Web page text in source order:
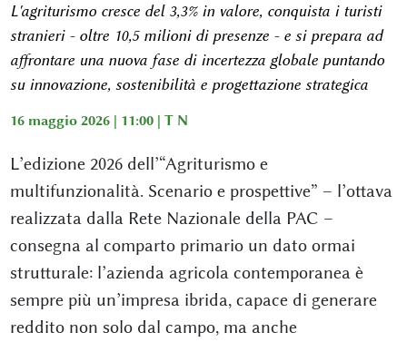
L'agriturismo cresce del 3,3% in valore, conquista i turisti
stranieri - oltre 10,5 milioni di presenze - e si prepara ad
affrontare una nuova fase di incertezza globale puntando
su innovazione, sostenibilità e progettazione strategica
16 maggio 2026 | 11:00 | T N
L’edizione 2026 dell’“Agriturismo e
multifunzionalità. Scenario e prospettive” – l’ottava
realizzata dalla Rete Nazionale della PAC –
consegna al comparto primario un dato ormai
strutturale: l’azienda agricola contemporanea è
sempre più un’impresa ibrida, capace di generare
reddito non solo dal campo, ma anche